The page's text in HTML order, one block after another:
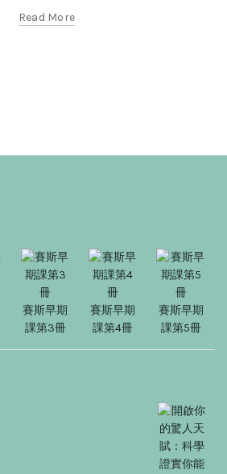
Read More
賽斯早期
課第3冊
賽斯早期
課第4冊
賽斯早期
課第5冊